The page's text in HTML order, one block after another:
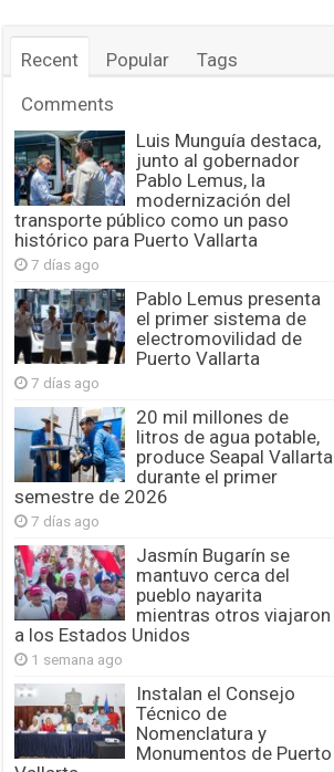
Recent Popular
Tags
Comments
Luis Munguía destaca,
junto al gobernador
Pablo Lemus, la
modernización del
transporte público como un paso
histórico para Puerto Vallarta
7 días ago
Pablo Lemus presenta
el primer sistema de
electromovilidad de
Puerto Vallarta
7 días ago
20 mil millones de
litros de agua potable,
produce Seapal Vallarta
durante el primer
semestre de 2026
7 días ago
Jasmín Bugarín se
mantuvo cerca del
pueblo nayarita
mientras otros viajaron
a los Estados Unidos
1 semana ago
Instalan el Consejo
Técnico de
Nomenclatura y
Monumentos de Puerto